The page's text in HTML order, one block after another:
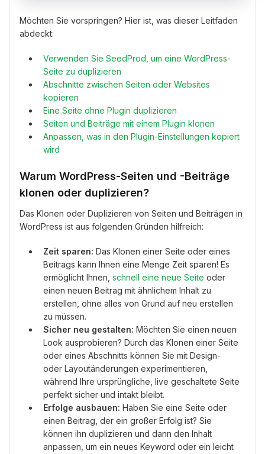
Möchten Sie vorspringen? Hier ist, was dieser Leitfaden
abdeckt:
Verwenden Sie SeedProd, um eine WordPress-
Seite zu duplizieren
Abschnitte zwischen Seiten oder Websites
kopieren
Eine Seite ohne Plugin duplizieren
Seiten und Beiträge mit einem Plugin klonen
Anpassen, was in den Plugin-Einstellungen kopiert
wird
Warum WordPress-Seiten und -Beiträge
klonen oder duplizieren?
Das Klonen oder Duplizieren von Seiten und Beiträgen in
WordPress ist aus folgenden Gründen hilfreich:
Zeit sparen: Das Klonen einer Seite oder eines
Beitrags kann Ihnen eine Menge Zeit sparen! Es
ermöglicht Ihnen, schnell eine neue Seite oder
einen neuen Beitrag mit ähnlichem Inhalt zu
erstellen, ohne alles von Grund auf neu erstellen
zu müssen.
Sicher neu gestalten: Möchten Sie einen neuen
Look ausprobieren? Durch das Klonen einer Seite
oder eines Abschnitts können Sie mit Design-
oder Layoutänderungen experimentieren,
während Ihre ursprüngliche, live geschaltete Seite
perfekt sicher und intakt bleibt.
Erfolge ausbauen: Haben Sie eine Seite oder
einen Beitrag, der ein großer Erfolg ist? Sie
können ihn duplizieren und dann den Inhalt
anpassen, um ein neues Keyword oder ein leicht